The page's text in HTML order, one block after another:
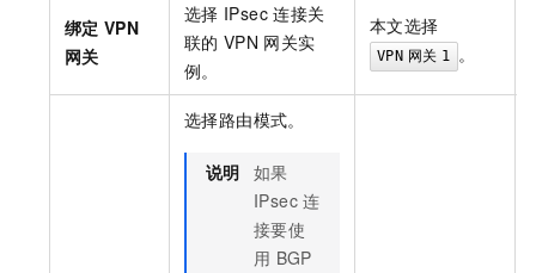
绑定 VPN
网关
选择 IPsec 连接关
联的 VPN 网关实
例。
本文选择
VPN 网关 1 。
选择路由模式。
说明 如果
IPsec 连
接要使
用 BGP